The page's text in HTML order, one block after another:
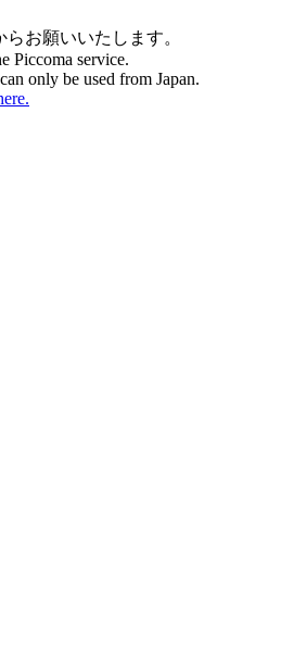
らお願いいたします。
Piccoma service.
only be used from Japan.